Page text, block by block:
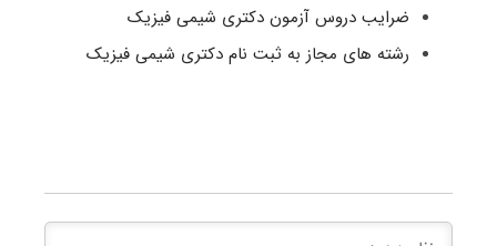
ضرایب دروس آزمون دکتری شیمی فیزیک
رشته های مجاز به ثبت نام دکتری شیمی فیزیک